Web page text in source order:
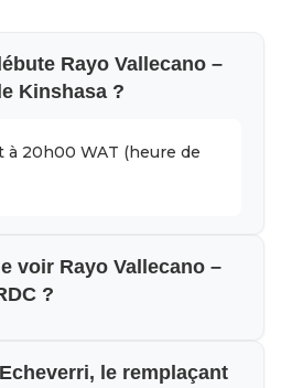
Rayo Vallecano –
Kinshasa ?
à 20h00 WAT (heure de
voir Rayo Vallecano –
?
le remplaçant